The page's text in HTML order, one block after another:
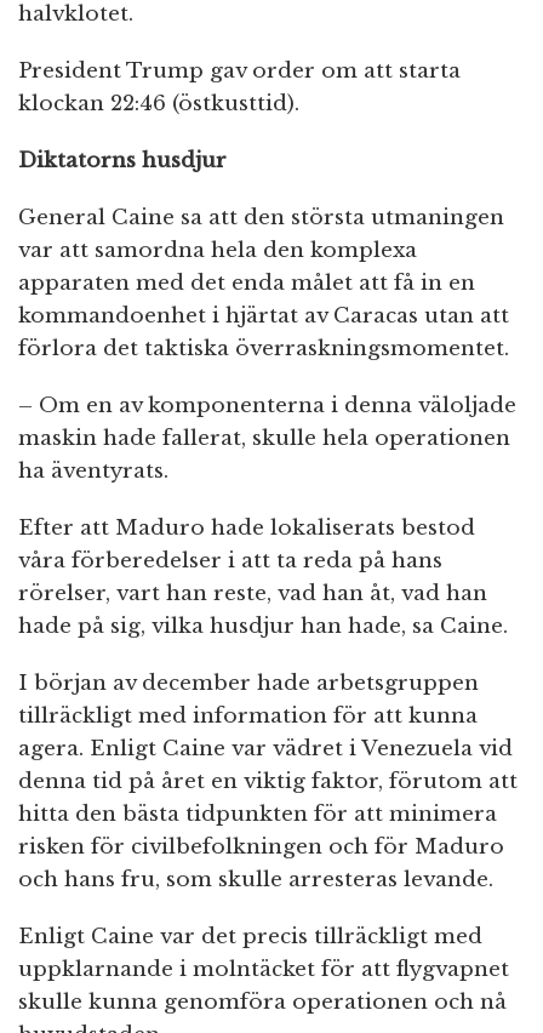
halvklotet.
President Trump gav order om att starta
klockan 22:46 (östkusttid).
Diktatorns husdjur
General Caine sa att den största utmaningen
var att samordna hela den komplexa
apparaten med det enda målet att få in en
kommandoenhet i hjärtat av Caracas utan att
förlora det taktiska överraskningsmomentet.
– Om en av komponenterna i denna väloljade
maskin hade fallerat, skulle hela operationen
ha äventyrats.
Efter att Maduro hade lokaliserats bestod
våra förberedelser i att ta reda på hans
rörelser, vart han reste, vad han åt, vad han
hade på sig, vilka husdjur han hade, sa Caine.
I början av december hade arbetsgruppen
tillräckligt med information för att kunna
agera. Enligt Caine var vädret i Venezuela vid
denna tid på året en viktig faktor, förutom att
hitta den bästa tidpunkten för att minimera
risken för civilbefolkningen och för Maduro
och hans fru, som skulle arresteras levande.
Enligt Caine var det precis tillräckligt med
uppklarnande i molntäcket för att flygvapnet
skulle kunna genomföra operationen och nå